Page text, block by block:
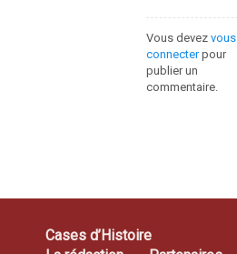
Vous devez vous
connecterpour
publier un
commentaire.
Cases d’Histoire